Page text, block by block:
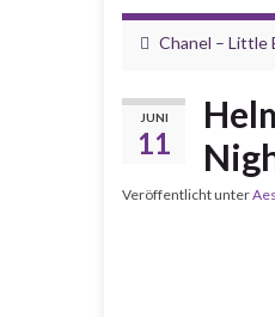
Chanel – Little
JUNI
11
Veröffentlicht unter